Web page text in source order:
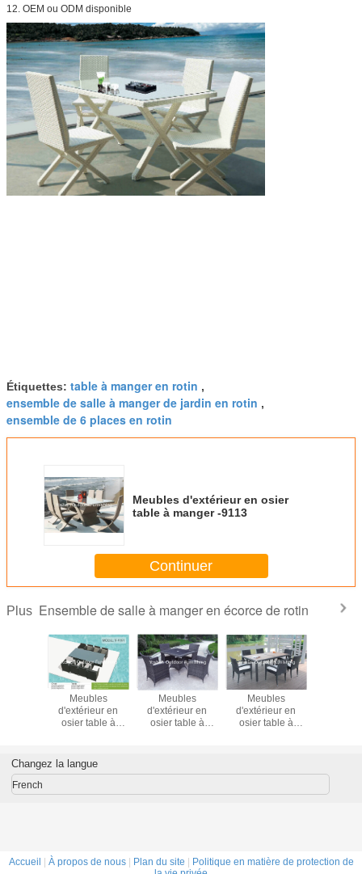
12. OEM ou ODM disponible
Étiquettes: table à manger en rotin ,
ensemble de salle à manger de jardin en rotin ,
ensemble de 6 places en rotin
Meubles d'extérieur en osier
table à manger -9113
Continuer
Plus Ensemble de salle à manger en écorce de rotin
jardin
table à
chaise
Meubles
d'extérieur en
osier table à
Meubles
d'extérieur en
osier table à
Meubles
d'extérieur en
osier table à
Changez la langue
French
Accueil À propos de nous| Plan du site
Politique en matière de protection de